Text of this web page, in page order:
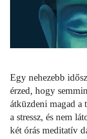
Egy nehezebb
érzed, hogy
átküzdeni magad
a stressz, és nem
két órás meditatív